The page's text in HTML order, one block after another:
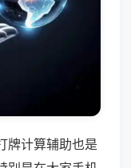
牌计算辅助也是